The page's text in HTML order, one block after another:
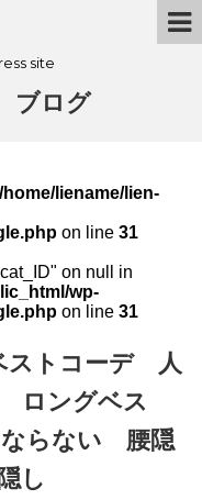
site
ブログ
/home/liename/lien-
on line 31
on null in
wp-
on line 31
ストコーデ 人
ングベス
らない 腰隠
し